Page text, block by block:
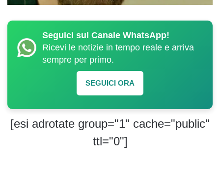
Seguici sul Canale WhatsApp!
Ricevi le notizie in tempo reale e arriva
sempre per primo.
SEGUICI ORA
[esi adrotate group="1" cache="public"
ttl="0"]